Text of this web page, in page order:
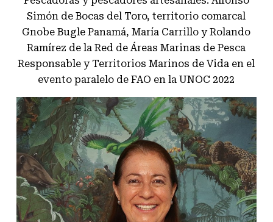
Simón de Bocas del Toro, territorio comarcal
Gnobe Bugle Panamá, María Carrillo y Rolando
Ramírez de la Red de Áreas Marinas de Pesca
Responsable y Territorios Marinos de Vida en el
evento paralelo de FAO en la UNOC 2022